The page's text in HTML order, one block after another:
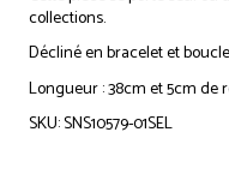
collections.
Décliné en bracelet et
Longueur : 38cm et 5cm de
SKU: SNS10579-01SEL